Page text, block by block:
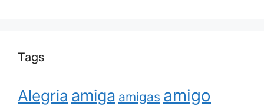
Tags
Alegria amiga amigas amigo